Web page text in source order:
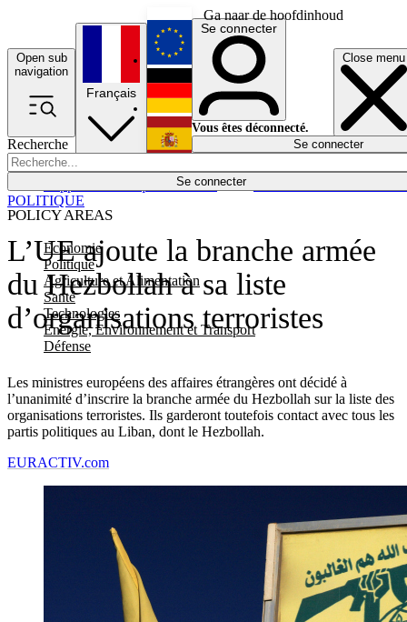
Ga naar de hoofdinhoud
Open sub
navigation
Close menu
Recherche
Se connecter
POLICY AREAS
Economie
Politique
Agriculture et Alimentation
Santé
Technologies
Energie, Environnement et Transport
Défense
Économie
Français
English
Deutsch
Español
Se connecter
Vous êtes déconnecté.
Se connecter
L’UE ajoute la branche armée
du Hezbollah à sa liste
d’organisations terroristes
Les ministres européens des affaires étrangères ont décidé à
l’unanimité d’inscrire la branche armée du Hezbollah sur la liste des
organisations terroristes. Ils garderont toutefois contact avec tous les
partis politiques au Liban, dont le Hezbollah.
POLITIQUE
EURACTIV.com